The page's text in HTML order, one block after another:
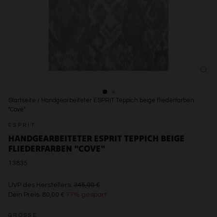
Startseite / Handgearbeiteter ESPRIT Teppich beige fliederfarben
"Cove"
ESPRIT
HANDGEARBEITETER ESPRIT TEPPICH BEIGE
FLIEDERFARBEN "COVE"
13835
UVP des Herstellers: 345,00 €€345,00
Dein Preis: 80,00 € 77% gespart
GRÖSSE